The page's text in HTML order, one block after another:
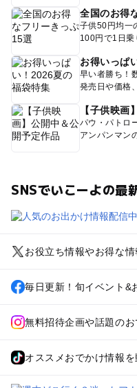
全国のお得
子供50円均一
100円で1日乗
お得いっぱ
早い者勝ち！
発売日や価格
【子供映画
パウ・パトロ
アンパンマン
SNSでいこーよの最
お役立ち情報やお得な
毎日更新！旬イベント&
無料招待企画や話題のお
オススメおでかけ情報を